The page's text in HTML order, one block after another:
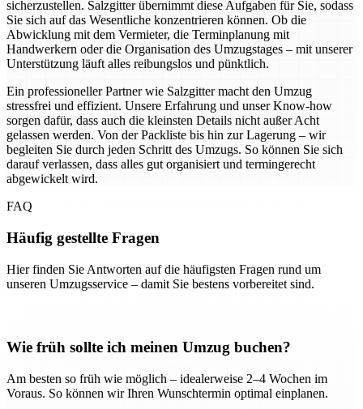
sicherzustellen. Salzgitter übernimmt diese Aufgaben für Sie, sodass
Sie sich auf das Wesentliche konzentrieren können. Ob die
Abwicklung mit dem Vermieter, die Terminplanung mit
Handwerkern oder die Organisation des Umzugstages – mit unserer
Unterstützung läuft alles reibungslos und pünktlich.
Ein professioneller Partner wie Salzgitter macht den Umzug
stressfrei und effizient. Unsere Erfahrung und unser Know-how
sorgen dafür, dass auch die kleinsten Details nicht außer Acht
gelassen werden. Von der Packliste bis hin zur Lagerung – wir
begleiten Sie durch jeden Schritt des Umzugs. So können Sie sich
darauf verlassen, dass alles gut organisiert und termingerecht
abgewickelt wird.
FAQ
Häufig gestellte Fragen
Hier finden Sie Antworten auf die häufigsten Fragen rund um
unseren Umzugsservice – damit Sie bestens vorbereitet sind.
Wie früh sollte ich meinen Umzug buchen?
Am besten so früh wie möglich – idealerweise 2–4 Wochen im
Voraus. So können wir Ihren Wunschtermin optimal einplanen.